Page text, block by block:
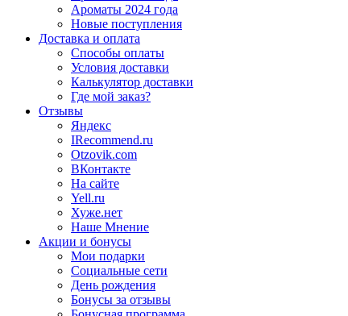
Ароматы 2024 года
Новые поступления
Доставка и оплата
Способы оплаты
Условия доставки
Калькулятор доставки
Где мой заказ?
Отзывы
Яндекс
IRecommend.ru
Otzovik.com
ВКонтакте
На сайте
Yell.ru
Хуже.нет
Наше Мнение
Акции и бонусы
Мои подарки
Социальные сети
День рождения
Бонусы за отзывы